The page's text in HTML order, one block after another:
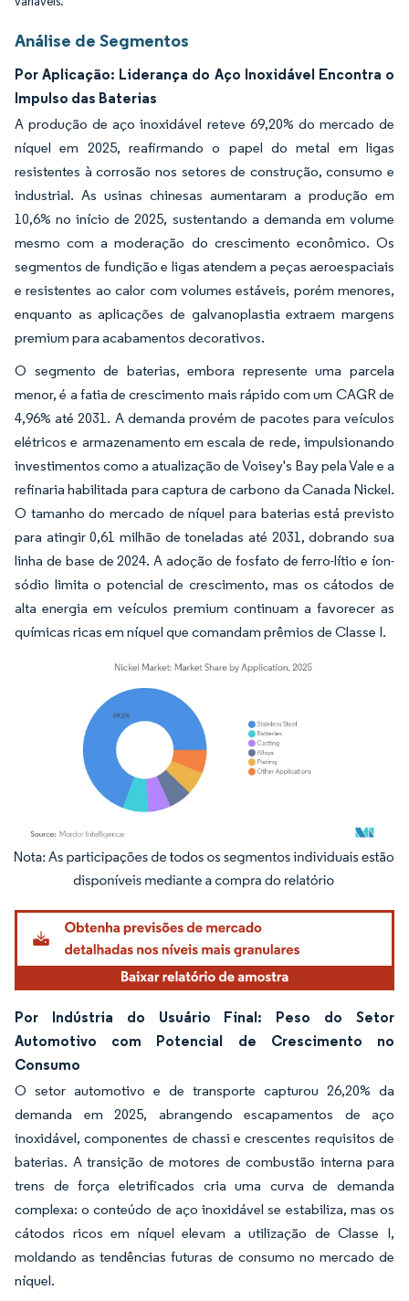
Análise de Segmentos
Por Aplicação: Liderança do Aço Inoxidável Encontra o
Impulso das Baterias
A produção de aço inoxidável reteve 69,20% do mercado de
níquel em 2025, reafirmando o papel do metal em ligas
resistentes à corrosão nos setores de construção, consumo e
industrial. As usinas chinesas aumentaram a produção em
10,6% no início de 2025, sustentando a demanda em volume
mesmo com a moderação do crescimento econômico. Os
segmentos de fundição e ligas atendem a peças aeroespaciais
e resistentes ao calor com volumes estáveis, porém menores,
enquanto as aplicações de galvanoplastia extraem margens
premium para acabamentos decorativos.
O segmento de baterias, embora represente uma parcela
menor, é a fatia de crescimento mais rápido com um CAGR de
4,96% até 2031. A demanda provém de pacotes para veículos
elétricos e armazenamento em escala de rede, impulsionando
investimentos como a atualização de Voisey's Bay pela Vale e a
refinaria habilitada para captura de carbono da Canada Nickel.
O tamanho do mercado de níquel para baterias está previsto
para atingir 0,61 milhão de toneladas até 2031, dobrando sua
linha de base de 2024. A adoção de fosfato de ferro-lítio e íon-
sódio limita o potencial de crescimento, mas os cátodos de
alta energia em veículos premium continuam a favorecer as
químicas ricas em níquel que comandam prêmios de Classe I.
Imagem © Mordor Intelligence. O reuso requer atribuição conforme CC BY 4.0.
Por Indústria do Usuário Final: Peso do Setor
Automotivo com Potencial de Crescimento no
Consumo
O setor automotivo e de transporte capturou 26,20% da
demanda em 2025, abrangendo escapamentos de aço
inoxidável, componentes de chassi e crescentes requisitos de
baterias. A transição de motores de combustão interna para
trens de força eletrificados cria uma curva de demanda
complexa: o conteúdo de aço inoxidável se estabiliza, mas os
cátodos ricos em níquel elevam a utilização de Classe I,
moldando as tendências futuras de consumo no mercado de
níquel.